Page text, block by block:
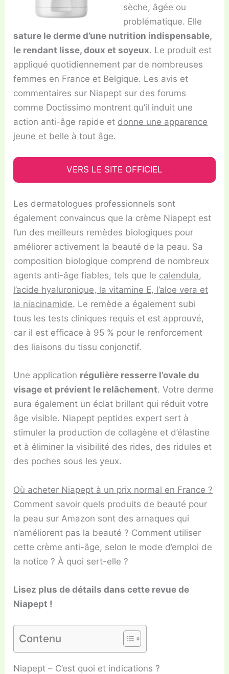
sèche, âgée ou
problématique. Elle
sature le derme d’une nutrition indispensable,
le rendant lisse, doux et soyeux. Le produit est
appliqué quotidiennement par de nombreuses
femmes en France et Belgique. Les avis et
commentaires sur Niapept sur des forums
comme Doctissimo montrent qu’il induit une
action anti-âge rapide et donne une apparence
jeune et belle à tout âge.
VERS LE SITE OFFICIEL
Les dermatologues professionnels sont
également convaincus que la crème Niapept est
l’un des meilleurs remèdes biologiques pour
améliorer activement la beauté de la peau. Sa
composition biologique comprend de nombreux
agents anti-âge fiables, tels que le calendula,
l’acide hyaluronique, la vitamine E, l’aloe vera et
la niacinamide. Le remède a également subi
tous les tests cliniques requis et est approuvé,
car il est efficace à 95 % pour le renforcement
des liaisons du tissu conjonctif.
Une application régulière resserre l’ovale du
visage et prévient le relâchement. Votre derme
aura également un éclat brillant qui réduit votre
âge visible. Niapept peptides expert sert à
stimuler la production de collagène et d’élastine
et à éliminer la visibilité des rides, des ridules et
des poches sous les yeux.
Où acheter Niapept à un prix normal en France ?
Comment savoir quels produits de beauté pour
la peau sur Amazon sont des arnaques qui
n’améliorent pas la beauté ? Comment utiliser
cette crème anti-âge, selon le mode d’emploi de
la notice ? À quoi sert-elle ?
Lisez plus de détails dans cette revue de
Niapept !
Contenu
Niapept – C’est quoi et indications ?